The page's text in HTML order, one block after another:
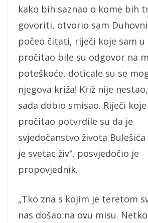
kako bih saznao o kome bih
govoriti, otvorio sam
počeo čitati, riječi koje sam u
pročitao bile su odgovor na
poteškoće, doticale su se
njegova križa! Križ nije
sada dobio smisao. Riječi
pročitao potvrdile su da je
svjedočanstvo života Bulešića
je svetac živ“, posvjedočio je
propovjednik.
„Tko zna s kojim je teretom
nas došao na ovu misu.